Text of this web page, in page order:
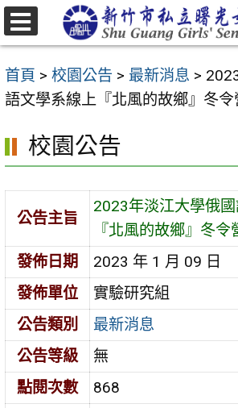
跳
至
要
內
區
首頁 > 校園公告 > 最新消息 >
語文學系線上『北風的故鄉』冬令
校園公告
公告主旨
2023年淡江大學俄
『北風的故鄉』冬令
發佈日期
2023 年 1 月 09 日
發佈單位
實驗研究組
公告類別
最新消息
公告等級
無
點閱次數
868
選
單